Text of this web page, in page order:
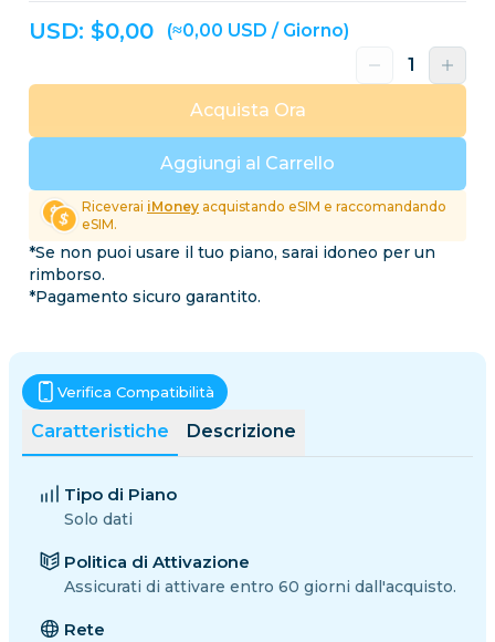
USD: $0,00 (≈0,00 USD / Giorno)
Aggiungi al Carrello
Acquista Ora
Riceverai iMoney acquistando eSIM e raccomandando
eSIM.
*Se non puoi usare il tuo piano, sarai idoneo per un
rimborso.
*Pagamento sicuro garantito.
Caratteristiche Descrizione
Verifica Compatibilità
Tipo di Piano
Solo dati
Politica di Attivazione
Assicurati di attivare entro 60 giorni dall'acquisto.
Rete